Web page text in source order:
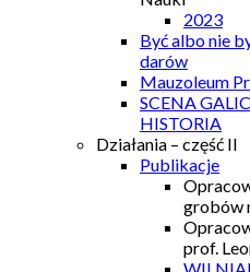
2023
Być albo nie
darów
Mauzoleum
SCENA
HISTORIA
Działania – część II
Publikacje
grobów
prof.